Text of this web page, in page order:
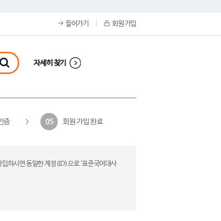
들어가기 회원 가입
자세히 찾기
증 05 회원 가입 완료
하시면 동일한 계정(ID)으로 ‘표준국어대사